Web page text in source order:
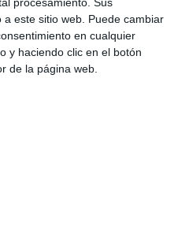
este sitio web. Puede cambiar
en cualquier
y haciendo clic en el botón
de la página web.